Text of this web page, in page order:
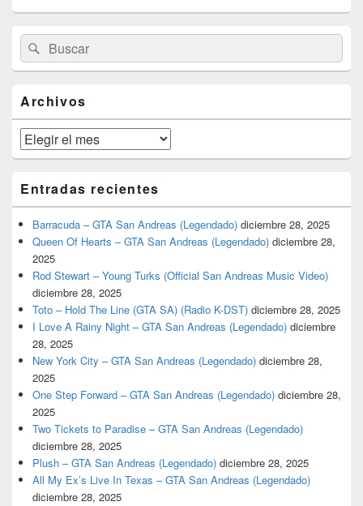
área
de
widget
lateral
primaria
Buscar
por:
Buscar
Archivos
Archivos
Entradas recientes
Barracuda – GTA San Andreas (Legendado) diciembre 28, 2025
Queen Of Hearts – GTA San Andreas (Legendado) diciembre 28,
2025
Rod Stewart – Young Turks (Official San Andreas Music Video)
diciembre 28, 2025
Toto – Hold The Line (GTA SA) (Radio K-DST) diciembre 28, 2025
I Love A Rainy Night – GTA San Andreas (Legendado) diciembre
28, 2025
New York City – GTA San Andreas (Legendado) diciembre 28,
2025
One Step Forward – GTA San Andreas (Legendado) diciembre 28,
2025
Two Tickets to Paradise – GTA San Andreas (Legendado)
diciembre 28, 2025
Plush – GTA San Andreas (Legendado) diciembre 28, 2025
All My Ex’s Live In Texas – GTA San Andreas (Legendado)
diciembre 28, 2025